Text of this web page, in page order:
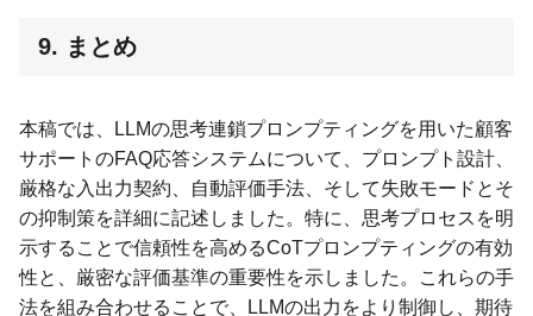
9. まとめ
本稿では、LLMの思考連鎖プロンプティングを用いた顧客
サポートのFAQ応答システムについて、プロンプト設計、
厳格な入出力契約、自動評価手法、そして失敗モードとそ
の抑制策を詳細に記述しました。特に、思考プロセスを明
示することで信頼性を高めるCoTプロンプティングの有効
性と、厳密な評価基準の重要性を示しました。これらの手
法を組み合わせることで、LLMの出力をより制御し、期待